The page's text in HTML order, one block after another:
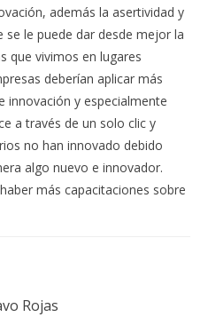
además la asertividad y
se le puede dar desde mejor la
que vivimos en lugares
deberían aplicar más
innovación y especialmente
a través de un solo clic y
no han innovado debido
algo nuevo e innovador.
más capacitaciones sobre
Rojas